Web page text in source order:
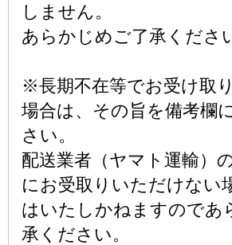
しません。
あらかじめご了承くださ
※長期不在等でお受け取
場合は、その旨を備考欄
さい。
配送業者（ヤマト運輸）
にお受取りいただけない
はいたしかねますのであ
承ください。